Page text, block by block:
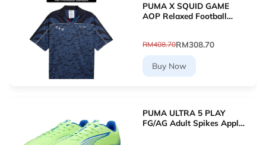
PUMA X SQUID GAME
AOP Relaxed Football
RM408.70RM308.70
Buy Now
PUMA ULTRA 5 PLAY
FG/AG Adult Spikes Apple